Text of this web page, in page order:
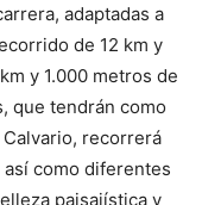
adaptadas a
de 12 km y
y 1.000 metros de
que tendrán como
recorrerá
así como diferentes
paisajística y